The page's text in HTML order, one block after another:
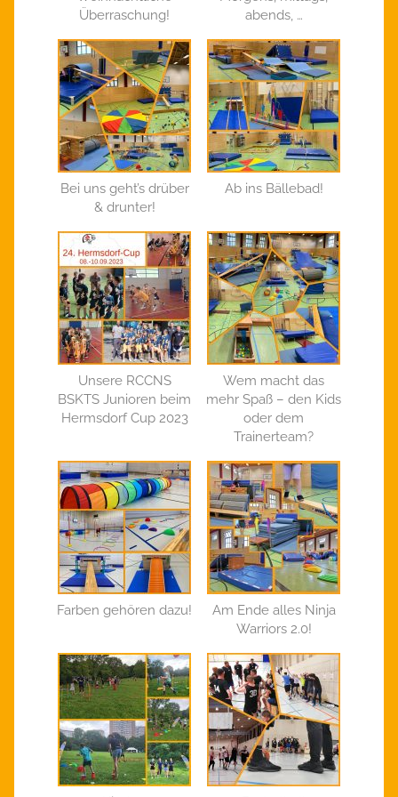
Überraschung!
abends, …
Bei uns geht’s drüber
& drunter!
Ab ins Bällebad!
Unsere RCCNS
BSKTS Junioren beim
Hermsdorf Cup 2023
Wem macht das
mehr Spaß – den Kids
oder dem
Trainerteam?
Farben gehören dazu!
Am Ende alles Ninja
Warriors 2.0!